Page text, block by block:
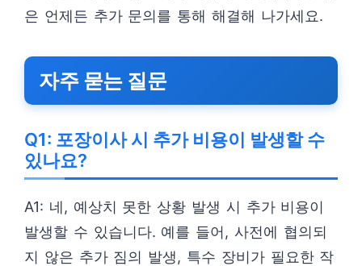
은 언제든 추가 문의를 통해 해결해 나가세요.
자주 묻는 질문
Q1: 포장이사 시 추가 비용이 발생할 수
있나요?
A1: 네, 예상치 못한 상황 발생 시 추가 비용이
발생할 수 있습니다. 예를 들어, 사전에 협의되
지 않은 추가 짐의 발생, 특수 장비가 필요한 작